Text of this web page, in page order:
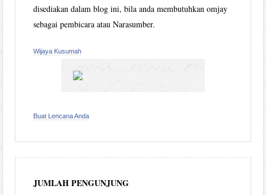
disediakan dalam blog ini, bila anda membutuhkan omjay
sebagai pembicara atau Narasumber.
Wijaya Kusumah
Buat Lencana Anda
JUMLAH PENGUNJUNG